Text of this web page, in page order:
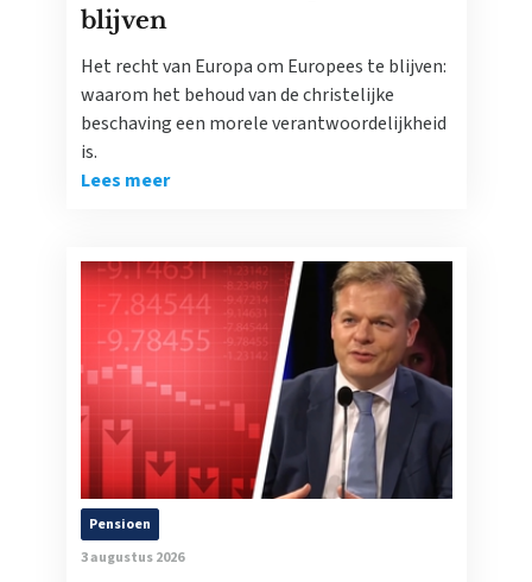
blijven
Het recht van Europa om Europees te blijven:
waarom het behoud van de christelijke
beschaving een morele verantwoordelijkheid
is.
Lees meer
Pensioen
3 augustus 2026